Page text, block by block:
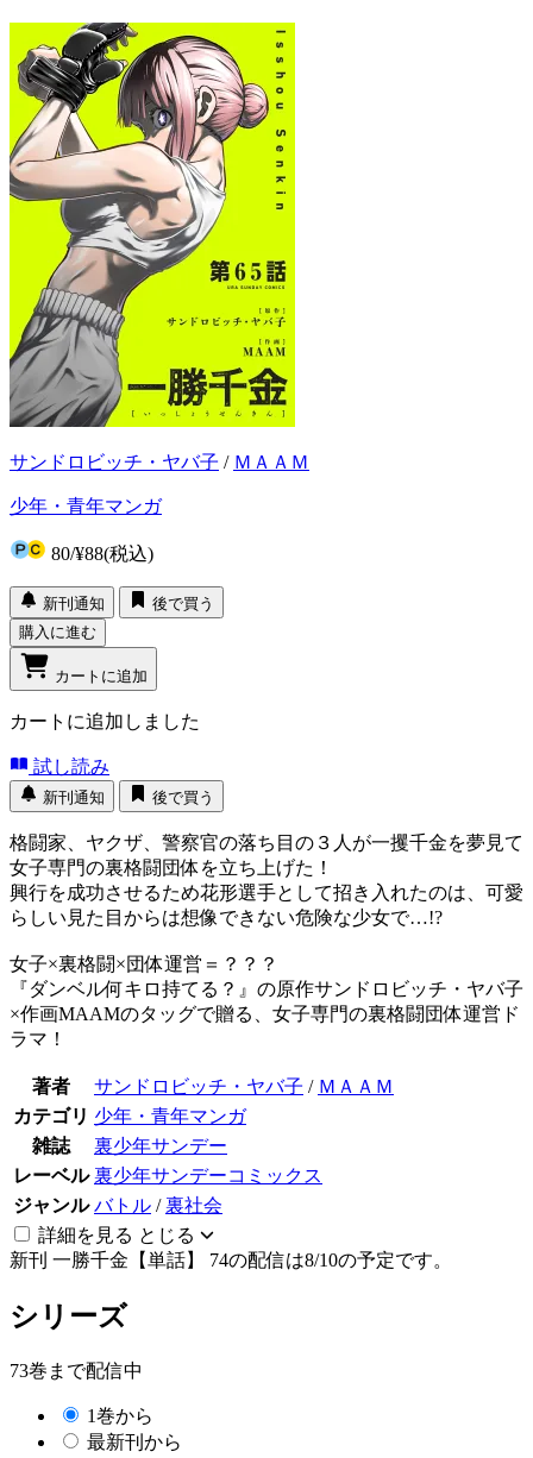
サンドロビッチ・ヤバ子 / ＭＡＡＭ
少年・青年マンガ
80/¥88(税込)
新刊通知
後で買う
購入に進む
カートに追加
カートに追加しました
試し読み
新刊通知 後で買う
格闘家、ヤクザ、警察官の落ち目の３人が一攫千金を夢見て
女子専門の裏格闘団体を立ち上げた！
興行を成功させるため花形選手として招き入れたのは、可愛
らしい見た目からは想像できない危険な少女で…!?
女子×裏格闘×団体運営＝？？？
『ダンベル何キロ持てる？』の原作サンドロビッチ・ヤバ子
×作画MAAMのタッグで贈る、女子専門の裏格闘団体運営ド
ラマ！
著者 サンドロビッチ・ヤバ子 / ＭＡＡＭ
カテゴリ 少年・青年マンガ
雑誌
裏少年サンデー
レーベル 裏少年サンデーコミックス
ジャンル バトル /裏社会
詳細を見る とじる
新刊 一勝千金【単話】 74の配信は8/10の予定です。
シリーズ
73巻まで配信中
1巻から
最新刊から